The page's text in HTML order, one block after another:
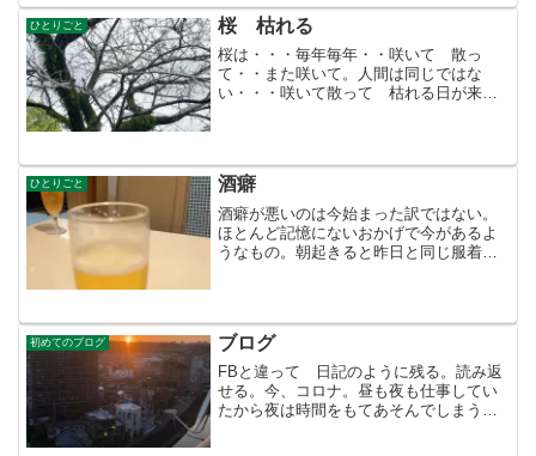
ず 桜島の話。すると桜...
ひとりごと 桜 枯れる
桜は・・・毎年毎年・・咲いて 散っ
て・・また咲いて。人間は同じではな
い・・・咲いて散って 枯れる日が来
が、隣人ということで 見たくもな...
ひとりごと 酒癖
酒癖が悪いのは今始まった訳ではない。
ほとんど記憶にないおかげで今があるよ
うなもの。朝起きると昨日と同じ服着て
りむいて寝ている、鏡見る...
初めてのブログ ブログ
FBと違って 日記のように残る。読み返
せる。今、コロナ。昼も夜も仕事してい
たから夜は時間をもてあそんでしまう。